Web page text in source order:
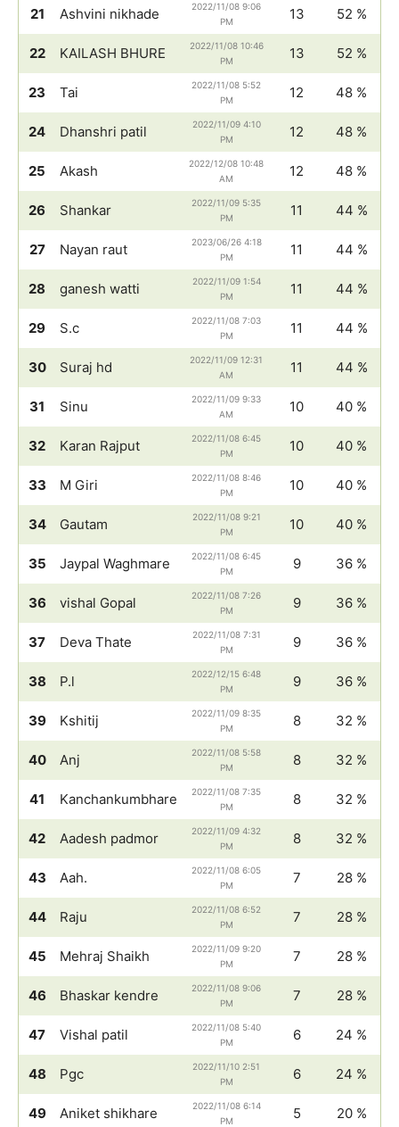
21 Ashvini nikhade
2022/11/08 9:06
PM
13 52 %
22 KAILASH BHURE
2022/11/08 10:46
PM
13 52 %
23 Tai
2022/11/08 5:52
PM
12 48 %
24 Dhanshri patil
2022/11/09 4:10
PM
12 48 %
25 Akash
2022/12/08 10:48
AM
12 48 %
26 Shankar
2022/11/09 5:35
PM
11 44 %
27 Nayan raut
2023/06/26 4:18
PM
11 44 %
28 ganesh watti
2022/11/09 1:54
PM
11 44 %
29 S.c
2022/11/08 7:03
PM
11 44 %
30 Suraj hd
2022/11/09 12:31
AM
11 44 %
31 Sinu
2022/11/09 9:33
AM
10 40 %
32 Karan Rajput
2022/11/08 6:45
PM
10 40 %
33 M Giri
2022/11/08 8:46
PM
10 40 %
34 Gautam
2022/11/08 9:21
PM
10 40 %
35 Jaypal Waghmare
2022/11/08 6:45
PM
9 36 %
36 vishal Gopal
2022/11/08 7:26
PM
9 36 %
37 Deva Thate
2022/11/08 7:31
PM
9 36 %
38 P.l
2022/12/15 6:48
PM
9 36 %
39 Kshitij
2022/11/09 8:35
PM
8 32 %
40 Anj
2022/11/08 5:58
PM
8 32 %
41 Kanchankumbhare
2022/11/08 7:35
PM
8 32 %
42 Aadesh padmor
2022/11/09 4:32
PM
8 32 %
43 Aah.
2022/11/08 6:05
PM
7 28 %
44 Raju
2022/11/08 6:52
PM
7 28 %
45 Mehraj Shaikh
2022/11/09 9:20
PM
7 28 %
46 Bhaskar kendre
2022/11/08 9:06
PM
7 28 %
47 Vishal patil
2022/11/08 5:40
PM
6 24 %
48 Pgc
2022/11/10 2:51
PM
6 24 %
49 Aniket shikhare
2022/11/08 6:14
PM
5 20 %